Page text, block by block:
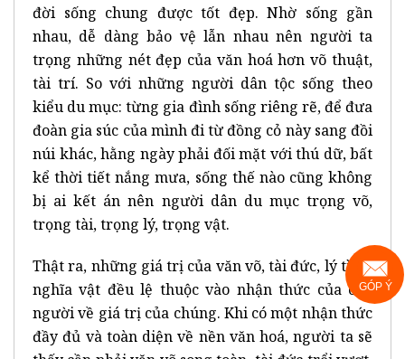
đời sống chung được tốt đẹp. Nhờ sống gần
nhau, dễ dàng bảo vệ lẫn nhau nên người ta
trọng những nét đẹp của văn hoá hơn võ thuật,
tài trí. So với những người dân tộc sống theo
kiểu du mục: từng gia đình sống riêng rẽ, để đưa
đoàn gia súc của mình đi từ đồng cỏ này sang đồi
núi khác, hằng ngày phải đối mặt với thú dữ, bất
kể thời tiết nắng mưa, sống thế nào cũng không
bị ai kết án nên người dân du mục trọng võ,
trọng tài, trọng lý, trọng vật.
Thật ra, những giá trị của văn võ, tài đức, lý tình,
nghĩa vật đều lệ thuộc vào nhận thức của con
người về giá trị của chúng. Khi có một nhận thức
đầy đủ và toàn diện về nền văn hoá, người ta sẽ
GÓP Ý